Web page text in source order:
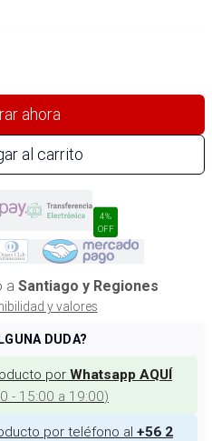
ahora
al carrito
4%
OFF
a Santiago y Regiones
y valores
DUDA?
por Whatsapp AQUÍ
- 15:00 a 19:00)
por teléfono al +56 2